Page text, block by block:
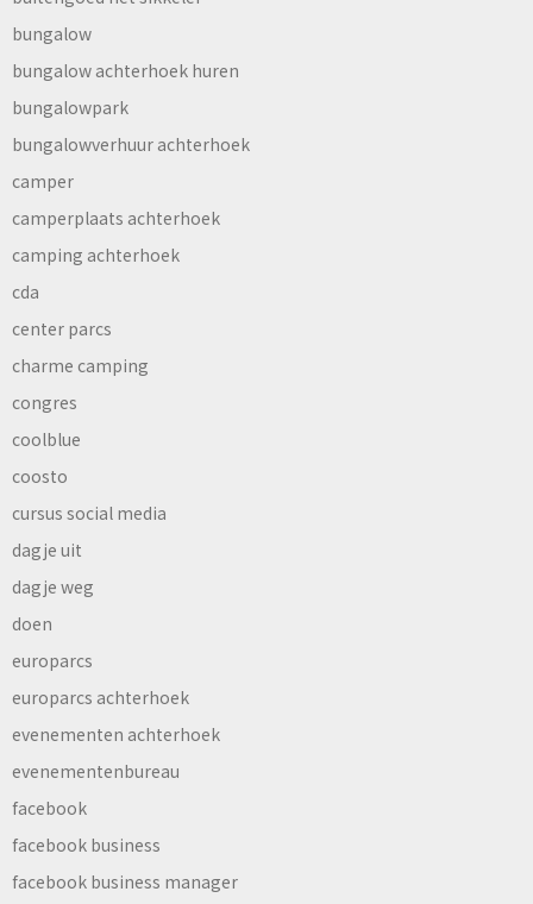
bungalow
bungalow achterhoek huren
bungalowpark
bungalowverhuur achterhoek
camper
camperplaats achterhoek
camping achterhoek
cda
center parcs
charme camping
congres
coolblue
coosto
cursus social media
dagje uit
dagje weg
doen
europarcs
europarcs achterhoek
evenementen achterhoek
evenementenbureau
facebook
facebook business
facebook business manager